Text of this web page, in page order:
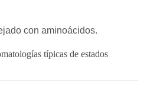
con aminoácidos.
típicas de estados